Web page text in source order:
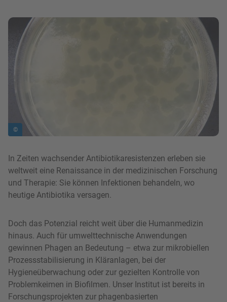
Bild in Lightbox zeigen
©
In Zeiten wachsender Antibiotikaresistenzen erleben sie
weltweit eine Renaissance in der medizinischen Forschung
und Therapie: Sie können Infektionen behandeln, wo
heutige Antibiotika versagen.
Doch das Potenzial reicht weit über die Humanmedizin
hinaus. Auch für umwelttechnische Anwendungen
gewinnen Phagen an Bedeutung – etwa zur mikrobiellen
Prozessstabilisierung in Kläranlagen, bei der
Hygieneüberwachung oder zur gezielten Kontrolle von
Problemkeimen in Biofilmen. Unser Institut ist bereits in
Forschungsprojekten zur phagenbasierten